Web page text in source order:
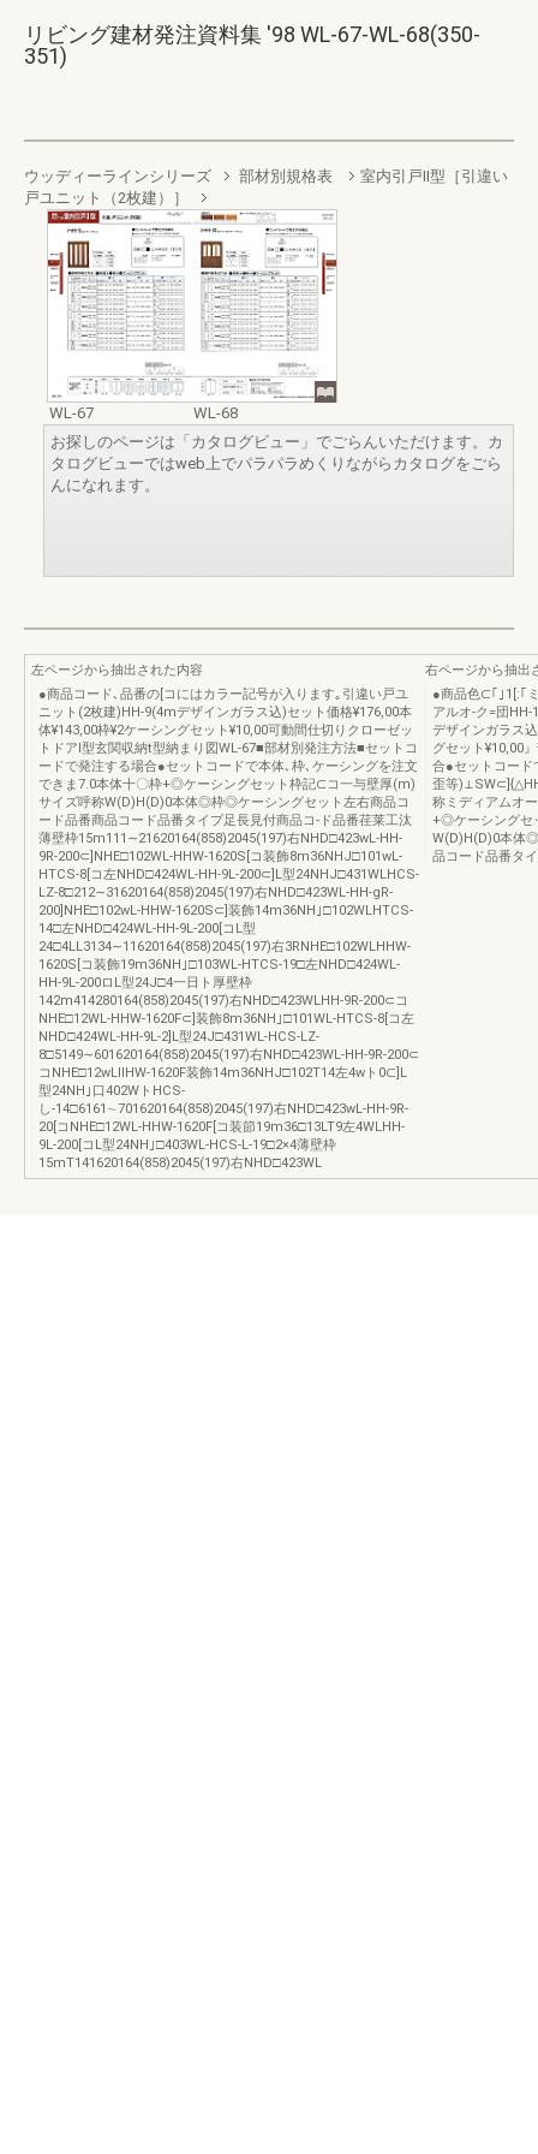
リビング建材発注資料集 '98 WL-67-WL-68(350-
351)
ウッディーラインシリーズ 部材別規格表
室内引戸II型［引違い
戸ユニット（2枚建）］
WL-67
WL-68
お探しのページは「カタログビュー」でごらんいただけます。カ
タログビューではweb上でパラパラめくりながらカタログをごら
んになれます。
左ページから抽出された内容
●商品コード､品番の[コにはカラー記号が入ります｡引違い戸ユ
ニット(2枚建)HH-9(4mデザインガラス込)セット価格¥176,00本
体¥143,00枠¥2ケーシングセット¥10,00可動間仕切りクローゼッ
トドアⅠ型玄関収納t型納まり図WL-67■部材別発注方法■セットコ
ードで発注する場合●セットコードで本体､枠､ケーシングを注文
できま7.0本体十〇枠+◎ケーシングセット枠記⊂コ一与壁厚(m)
サイズ呼称W(D)H(D)0本体◎枠◎ケーシングセット左右商品コ
ード品番商品コード品番タイプ足長見付商品コ-ド品番荏莱工汰
薄壁枠15m111∼21620164(858)2045(197)右NHD□423wL-HH-
9R-200⊂]NHE□102WL-HHW-1620S[コ装飾8m36NHJ□101wL-
HTCS-8[コ左NHD□424WL-HH-9L-200⊂]L型24NHJ□431WLHCS-
LZ-8□212∼31620164(858)2045(197)右NHD□423WL-HH-gR-
200]NHE□102wL-HHW-1620S⊂]装飾14m36NH｣□102WLHTCS-
14□左NHD□424WL-HH-9L-200[コL型
24□4LL3134∼11620164(858)2045(197)右3RNHE□102WLHHW-
1620S[コ装飾19m36NH｣□103WL-HTCS-19□左NHD□424WL-
HH-9L-200ロL型24J□4一日ト厚壁枠
142m414280164(858)2045(197)右NHD□423WLHH-9R-200⊂コ
NHE□12WL-HHW-1620F⊂]装飾8m36NH｣□101WL-HTCS-8[コ左
NHD□424WL-HH-9L-2]L型24J□431WL-HCS-LZ-
8□5149∼601620164(858)2045(197)右NHD□423WL-HH-9R-200⊂
コNHE□12wLllHW-1620F装飾14m36NHJ□102T14左4wト0⊂]L
型24NH｣口402WトHCS-
し-14□6161∼701620164(858)2045(197)右NHD□423wL-HH-9R-
20[コNHE□12WL-HHW-1620F[コ装節19m36□13LT9左4WLHH-
9L-200[コL型24NH｣□403WL-HCS-L-19□2×4薄壁枠
15mT141620164(858)2045(197)右NHD□423WL
右ページから抽出
●商品色⊂｢｣1[:｢
アルオ-ク=団
デザインガラス
グセット¥10,00
合●セットコード
歪等
称ミディアムオ
+◎ケーシングセ
W(D)H(D)0本体
品コード品番タ